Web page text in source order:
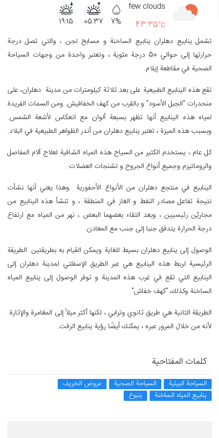
few clouds
43.35°c
7%
05:37
19:15
تشمل ينابيع دهلران ينابيع الساخنة و مسابح لجن ، والتي تصل درجة
حرارتها إلى حوالي 50 درجة مئوية ، وتعتبر واحدة من وجهات السياحة
الصحية في مقاطعة إيلام.
تقع هذه الينابيع الطبيعية على بعد ثلاثة كيلومترات من مدينة دهلران، على
منحدرات "الجبل الأسود" و بالقرب من كهف الخفافيش. ومن السمات الفريدة
لمياه هذه الينابيع أنها تظهر بسبعة ألوان مع انعكاس لأشعة الشمس.
وبسبب هذه الميزة ، تعتبر ينابيع دهلران من أندر الظواهر الطبيعية في البلاد.
كل عام ، يستخدم الكثير من السياح هذه المياه الشافية لعلاج آلام المفاصل
والروماتيزم وجميع أنواع الجروح و تشنجات العضلات.
الينابيع في منتجع دهلران من الأنواع الأحفورية وهذا يعني أنها نشأت
نتيجة تفاعل مصادر النفط و الغاز في المنطقة ، و تنشأ هذه الينابيع من
مجاريْن رئيسيين ، وبعد التقاء بعضهما البعض ، نهر من المياه مع ارتفاع
درجة الحرارة يتدفق جنبا إلى جنب مع المعادن.
الوصول إلى ينابيع دهلران بسيط للغاية ويمكن القيام به بطريقتين. الطريقة
الرئيسية لربط هذه الينابيع هي عبر الطريق الإسفلتي لمدينة دهلران إلى
الينابيع التي تقع في غرب هذه المدينة و توفر الوصول إلى ينابيع المياه
الساخنة وكذلك "كهف خفاش".
الطريقة الثانية هي طريق ثانوي وترابي ، لكنها أكثر ميلاً إلى المغامرة والإثارة.
لأنه من خلال المرور عبره ، يمكنك أيضًا رؤية ينابيع الزفت.
كلمات المفتاحية
السياحة البيئية السياحة الصحية
عروض الخريف
ينابيع المياه الساخنة
ينبوع